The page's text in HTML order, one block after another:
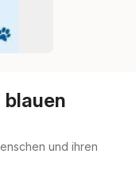
und ihren